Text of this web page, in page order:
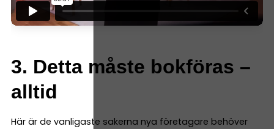
3. Detta måste bokföras –
alltid
Här är de vanligaste sakerna nya företagare behöver